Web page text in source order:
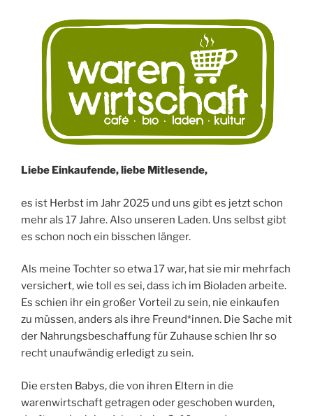
Liebe Einkaufende, liebe Mitlesende,
es ist Herbst im Jahr 2025 und uns gibt es jetzt schon
mehr als 17 Jahre. Also unseren Laden. Uns selbst gibt
es schon noch ein bisschen länger.
Als meine Tochter so etwa 17 war, hat sie mir mehrfach
versichert, wie toll es sei, dass ich im Bioladen arbeite.
Es schien ihr ein großer Vorteil zu sein, nie einkaufen
zu müssen, anders als ihre Freund*innen. Die Sache mit
der Nahrungsbeschaffung für Zuhause schien Ihr so
recht unaufwändig erledigt zu sein.
Die ersten Babys, die von ihren Eltern in die
warenwirtschaft getragen oder geschoben wurden,